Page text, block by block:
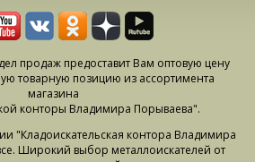
продаж предоставит Вам оптовую цену
товарную позицию из ассортимента
магазина
конторы Владимира Порываева".
"Кладоискательская контора Владимира
Широкий выбор металлоискателей от